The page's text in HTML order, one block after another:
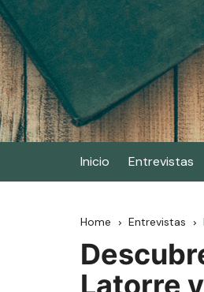
Skip
to
content
El periódico digital de
Inicio Entrevistas
Home Entrevistas
Latorre